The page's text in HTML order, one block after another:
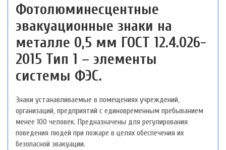
Фотолюминесцентные
эвакуационные знаки на
металле 0,5 мм ГОСТ 12.4.026-
2015 Тип 1 – элементы
системы ФЭС.
Знаки устанавливаемые в помещениях учреждений,
организаций, предприятий с единовременным пребыванием
менее 100 человек. Предназначены для регулирования
поведения людей при пожаре в целях обеспечения их
безопасной эвакуации.